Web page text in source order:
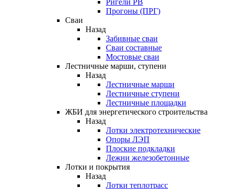
Ригели РВ
Прогоны (ПРГ)
Сваи
Назад
Забивные сваи
Сваи составные
Мостовые сваи
Лестничные марши, ступени
Назад
Лестничные марши
Лестничные ступени
Лестничные площадки
ЖБИ для энергетического строительства
Назад
Лотки электротехнические
Опоры ЛЭП
Плоские подкладки
Лежни железобетонные
Лотки и покрытия
Назад
Лотки теплотрасс